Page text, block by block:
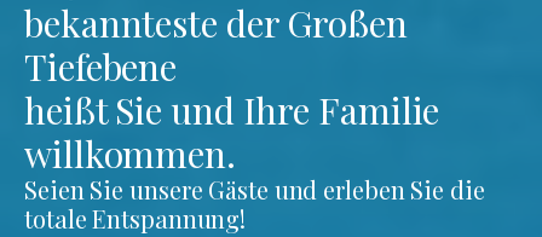
bekannteste der Großen
Tiefebene
heißt Sie und Ihre Familie
willkommen.
Seien Sie unsere Gäste und erleben Sie die
totale Entspannung!